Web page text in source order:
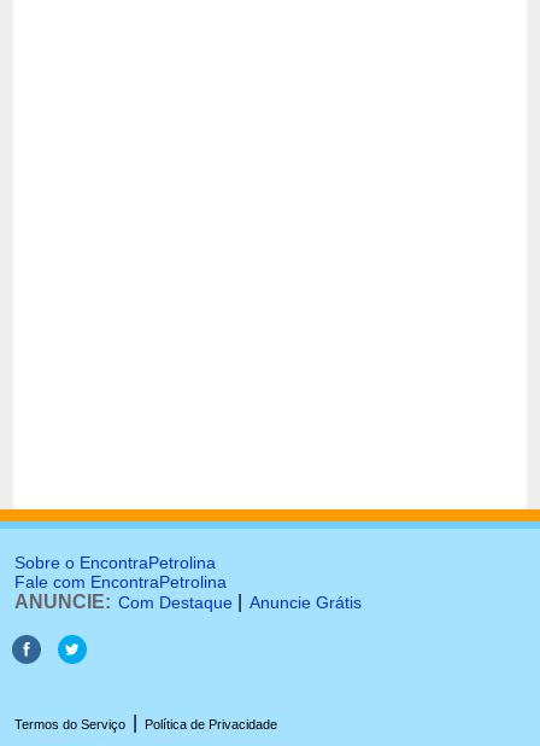
Sobre o EncontraPetrolina
Fale com EncontraPetrolina
ANUNCIE: Com Destaque Anuncie Grátis
Termos do Serviço Política de Privacidade